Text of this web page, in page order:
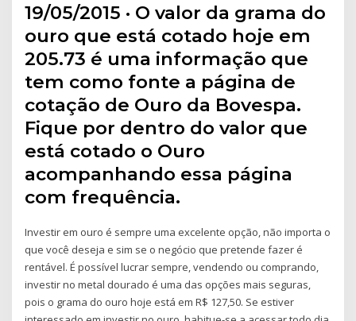
19/05/2015 · O valor da grama do
ouro que está cotado hoje em
205.73 é uma informação que
tem como fonte a página de
cotação de Ouro da Bovespa.
Fique por dentro do valor que
está cotado o Ouro
acompanhando essa página
com frequência.
Investir em ouro é sempre uma excelente opção, não importa o
que você deseja e sim se o negócio que pretende fazer é
rentável. É possível lucrar sempre, vendendo ou comprando,
investir no metal dourado é uma das opções mais seguras,
pois o grama do ouro hoje está em R$ 127,50. Se estiver